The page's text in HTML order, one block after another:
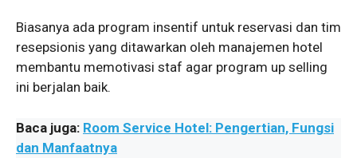
Biasanya ada program insentif untuk reservasi dan tim
resepsionis yang ditawarkan oleh manajemen hotel
membantu memotivasi staf agar program up selling
ini berjalan baik.
Baca juga: Room Service Hotel: Pengertian, Fungsi
dan Manfaatnya